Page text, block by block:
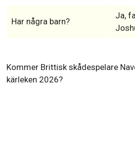
Har några barn?
Ja,
Kommer Brittisk skådespelare
kärleken 2026?